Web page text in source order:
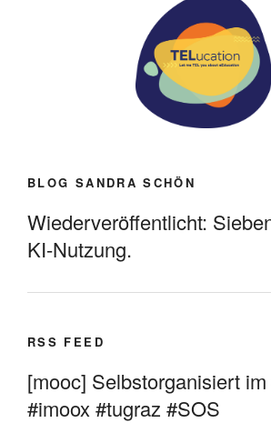
BLOG SANDRA SCHÖN
Wiederveröffentlicht:
KI-Nutzung.
RSS FEED
[mooc] Selbstorganisiert
#imoox #tugraz #SOS